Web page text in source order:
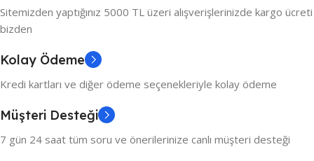
Sitemizden yaptığınız 5000 TL üzeri alışverişlerinizde kargo ücreti
bizden
Kolay Ödeme
Kredi kartları ve diğer ödeme seçenekleriyle kolay ödeme
Müşteri Desteği
7 gün 24 saat tüm soru ve önerilerinize canlı müşteri desteği